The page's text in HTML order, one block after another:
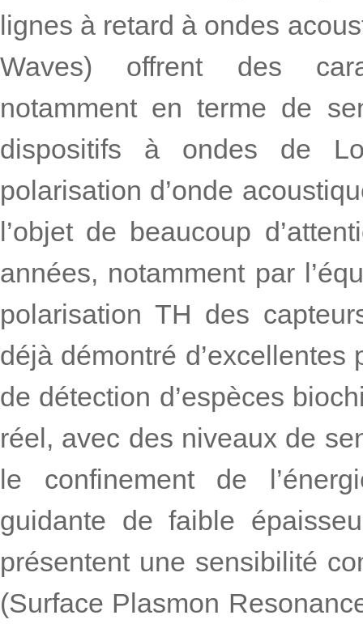
lignes à retard à ondes
Waves) offrent des
notamment en terme de
dispositifs à ondes de
polarisation d’onde
l’objet de beaucoup
années, notamment par
polarisation TH des
déjà démontré
de détection d’espèces
réel, avec des niveaux de
le confinement de
guidante de faible
présentent une sensibilité
(Surface Plasmon